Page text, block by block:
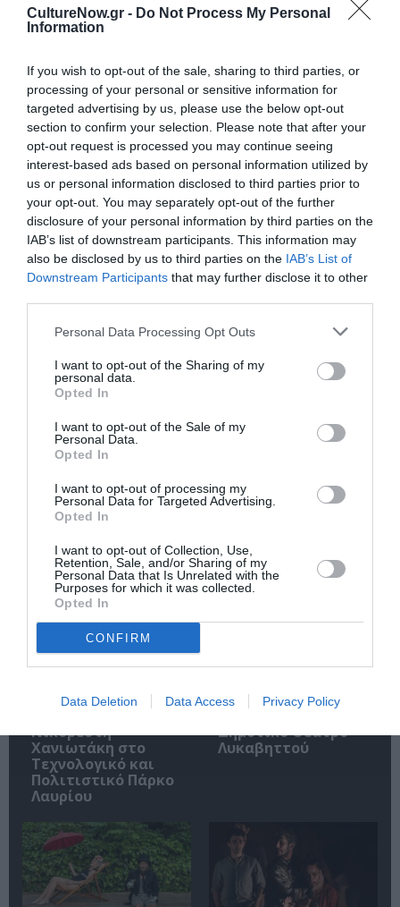
CultureNow.gr - Do Not Process My Personal
Information
If you wish to opt-out of the sale, sharing to third parties, or
processing of your personal or sensitive information for
targeted advertising by us, please use the below opt-out
section to confirm your selection. Please note that after your
opt-out request is processed you may continue seeing
interest-based ads based on personal information utilized by
us or personal information disclosed to third parties prior to
your opt-out. You may separately opt-out of the further
disclosure of your personal information by third parties on the
IAB’s list of downstream participants. This information may
also be disclosed by us to third parties on the IAB’s List of
Downstream Participants that may further disclose it to other
Personal Data Processing Opt Outs
I want to opt-out of the Sharing of my
personal data.
Opted In
I want to opt-out of the Sale of my
Personal Data.
Opted In
I want to opt-out of processing my
Personal Data for Targeted Advertising.
Opted In
I want to opt-out of Collection, Use,
Retention, Sale, and/or Sharing of my
Personal Data that Is Unrelated with the
Purposes for which it was collected.
Opted In
CONFIRM
Data Deletion Data Access Privacy Policy
Νέοι Διαγωνισμοί
Tags
ΑΝΔΡΕΑΣ ΚΩΝΣΤΑΝΤΙΝΟΥ
ΔΗΜΗΤΡΗΣ ΔΗΜΗΤΡΙΑΔΗΣ
ΔΡΑΜΑ - ΚΟΙΝΩΝΙΚΟ - ΣΥΓΧΡΟΝΟ
ΕΛΛΗΝΙΚΟ ΕΡΓΟ
ΘΕΑΤΡΙΚΕΣ ΠΑΡΑΣΤΑΣΕΙΣ 2024 - 2025
ΚΟΡΝΗΛΙΟΣ ΣΕΛΑΜΣΗΣ
ΧΑΡΗΣ ΦΡΑΓΚΟΥΛΗΣ
Newsletter
Κάθε βδομάδα στο e-mail σας τα τελευταία νέα για
«Νίκος Ξυλούρης, ο
Κρήτης», σε
Νικορέστη
Χανιωτάκη στο
Τεχνολογικό και
Πολιτιστικό Πάρκο
Λαυρίου
Βάκχες, του
σκηνοθεσία Γιάβορ
Δημοτικό Θέατρο
Λυκαβηττού